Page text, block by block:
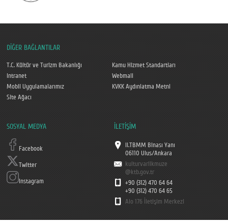
DİĞER BAĞLANTILAR
T.C. Kültür ve Turizm Bakanlığı
Kamu Hizmet Standartları
Intranet
Webmail
Mobil Uygulamalarımız
KVKK Aydınlatma Metni
Site Ağacı
SOSYAL MEDYA
Facebook
Twitter
Instagram
İLETİŞİM
II.TBMM Binası Yanı
06110 Ulus/Ankara
kulturvarlikmuze
@ktb.gov.tr
+90 (312) 470 64 64
+90 (312) 470 64 65
Alo 176 İletişim Merkezi